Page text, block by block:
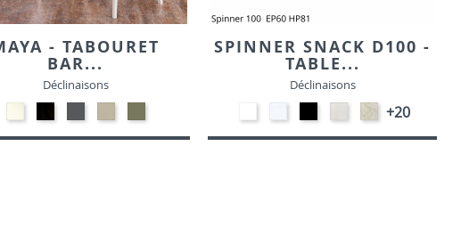
- TABOURET
BAR...
Déclinaisons
-
Blanc
-
Noir
-
Gris
-
Taupe
-
Vert
SPINNER SNACK D100 -
TABLE...
Déclinaisons
BLANCHP90
-
-
NOIR
STRATIFIE
HP93
-
STRATIFIE
HP98
-
+20